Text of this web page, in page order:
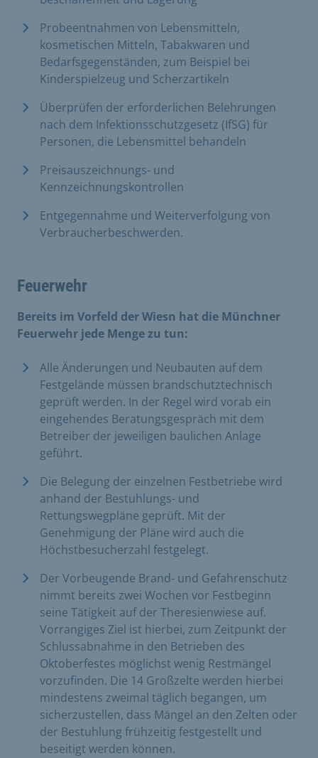
Probeentnahmen von Lebensmitteln,
kosmetischen Mitteln, Tabakwaren und
Bedarfsgegenständen, zum Beispiel bei
Kinderspielzeug und Scherzartikeln
Überprüfen der erforderlichen Belehrungen
nach dem Infektionsschutzgesetz (IfSG) für
Personen, die Lebensmittel behandeln
Preisauszeichnungs- und
Kennzeichnungskontrollen
Entgegennahme und Weiterverfolgung von
Verbraucherbeschwerden.
Feuerwehr
Bereits im Vorfeld der Wiesn hat die Münchner
Feuerwehr jede Menge zu tun:
Alle Änderungen und Neubauten auf dem
Festgelände müssen brandschutztechnisch
geprüft werden. In der Regel wird vorab ein
eingehendes Beratungsgespräch mit dem
Betreiber der jeweiligen baulichen Anlage
geführt.
Die Belegung der einzelnen Festbetriebe wird
anhand der Bestuhlungs- und
Rettungswegpläne geprüft. Mit der
Genehmigung der Pläne wird auch die
Höchstbesucherzahl festgelegt.
Der Vorbeugende Brand- und Gefahrenschutz
nimmt bereits zwei Wochen vor Festbeginn
seine Tätigkeit auf der Theresienwiese auf.
Vorrangiges Ziel ist hierbei, zum Zeitpunkt der
Schlussabnahme in den Betrieben des
Oktoberfestes möglichst wenig Restmängel
vorzufinden. Die 14 Großzelte werden hierbei
mindestens zweimal täglich begangen, um
sicherzustellen, dass Mängel an den Zelten oder
der Bestuhlung frühzeitig festgestellt und
beseitigt werden können.